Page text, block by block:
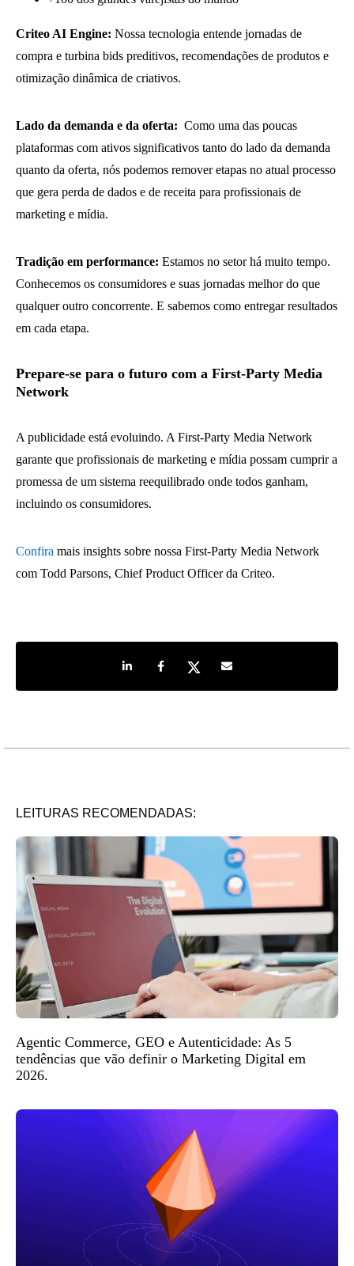
Criteo AI Engine: Nossa tecnologia entende jornadas de
compra e turbina bids preditivos, recomendações de produtos e
otimização dinâmica de criativos.
Lado da demanda e da oferta: Como uma das poucas
plataformas com ativos significativos tanto do lado da demanda
quanto da oferta, nós podemos remover etapas no atual processo
que gera perda de dados e de receita para profissionais de
marketing e mídia.
Tradição em performance: Estamos no setor há muito tempo.
Conhecemos os consumidores e suas jornadas melhor do que
qualquer outro concorrente. E sabemos como entregar resultados
em cada etapa.
Prepare-se para o futuro com a First-Party Media
Network
A publicidade está evoluindo. A First-Party Media Network
garante que profissionais de marketing e mídia possam cumprir a
promessa de um sistema reequilibrado onde todos ganham,
incluindo os consumidores.
Confira mais insights sobre nossa First-Party Media Network
com Todd Parsons, Chief Product Officer da Criteo.
Share on LinkedIn
Share on Facebook
Share on TwitterShare by e-mail
LEITURAS RECOMENDADAS:
Agentic Commerce, GEO e Autenticidade: As 5
tendências que vão definir o Marketing Digital em
2026.